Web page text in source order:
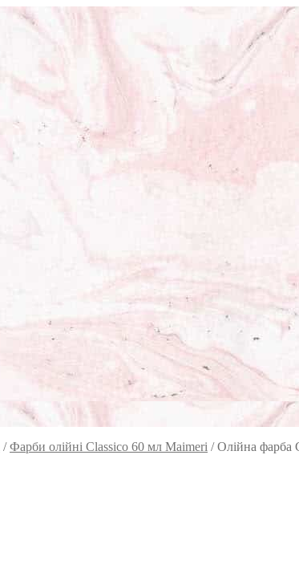
/Фарби олійні Classico 60 мл Maimeri /Олійна фарба